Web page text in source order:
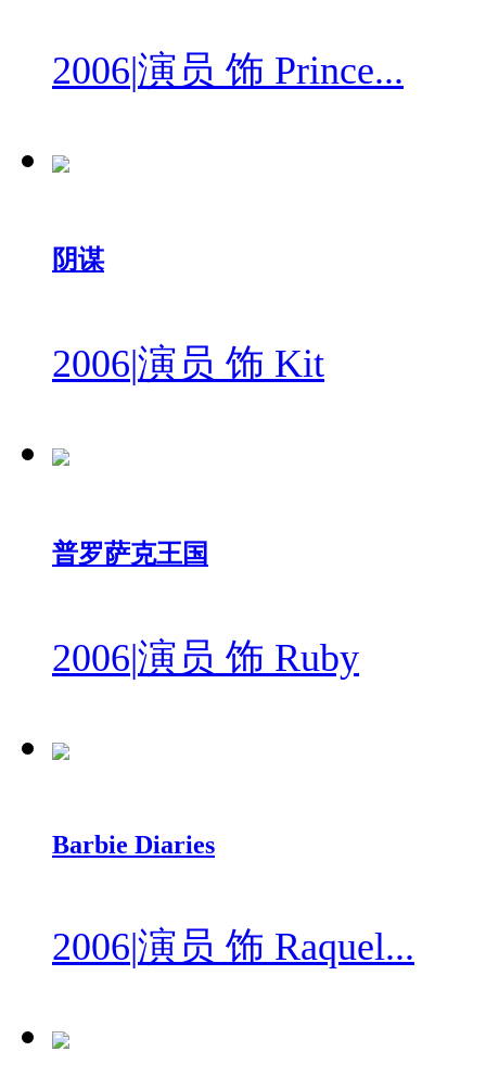
2006|演员 饰 Prince...
阴谋
2006|演员 饰 Kit
普罗萨克王国
2006|演员 饰 Ruby
Barbie Diaries
2006|演员 饰 Raquel...